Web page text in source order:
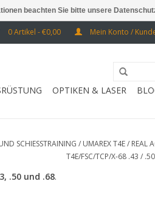
0 Artikel - €0,00 Mein Konto /
OPTIKEN & LASER
SCHIESSTRAINING / UMAREX T4E / REAL
T4E/FSC/TCP/X-68 .43 /
.50 und .68.
beachten Sie bitte unsere